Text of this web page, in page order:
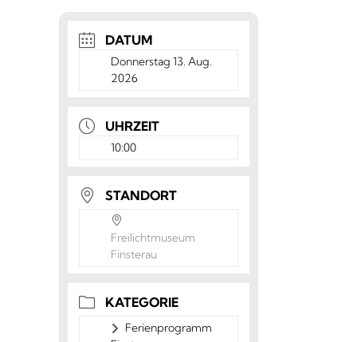
DATUM
Donnerstag 13. Aug.
2026
UHRZEIT
10:00
STANDORT
Freilichtmuseum
Finsterau
KATEGORIE
Ferienprogramm